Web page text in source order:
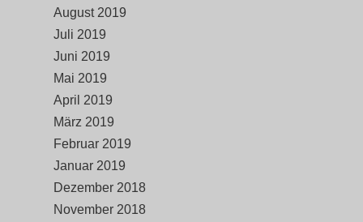
August 2019
Juli 2019
Juni 2019
Mai 2019
April 2019
März 2019
Februar 2019
Januar 2019
Dezember 2018
November 2018